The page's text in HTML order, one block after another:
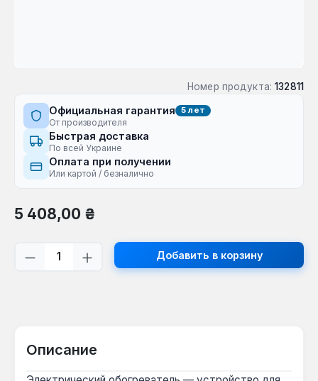
Номер продукта: 132811
Официальная гарантия 5 лет
От производителя
Быстрая доставка
По всей Украине
Оплата при получении
Или картой / безналично
Обычная цена:
5 408,00 ₴
Количество продукта: введите
Добавить в корзину
Описание